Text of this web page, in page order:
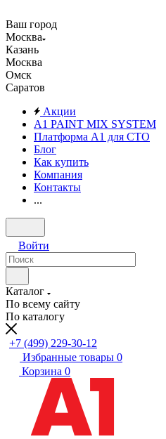
Ваш город
Москва
Казань
Москва
Омск
Саратов
Акции
A1 PAINT MIX SYSTEM
Платформа А1 для СТО
Блог
Как купить
Компания
Контакты
...
Войти
Каталог
По всему сайту
По каталогу
+7 (499) 229-30-12
Избранные товары 0
Корзина 0